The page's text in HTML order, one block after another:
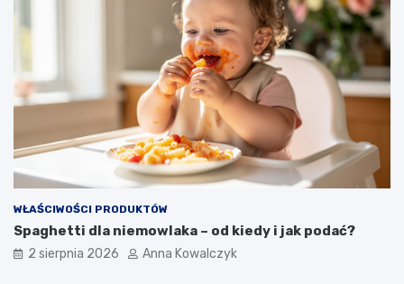
WŁAŚCIWOŚCI PRODUKTÓW
Spaghetti dla niemowlaka – od kiedy i jak podać?
2 sierpnia 2026 Anna Kowalczyk